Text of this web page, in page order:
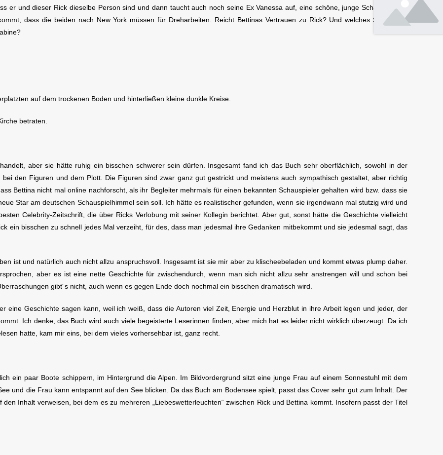
er und dieser Rick dieselbe Person sind und dann taucht auch noch seine Ex Vanessa auf, eine schöne, junge Schauspielerin
dass die beiden nach New York müssen für Dreharbeiten. Reicht Bettinas Vertrauen zu Rick? Und welches Spiel spielt
auf dem trockenen Boden und hinterließen kleine dunkle Kreise.
betraten.
aber sie hätte ruhig ein bisschen schwerer sein dürfen. Insgesamt fand ich das Buch sehr oberflächlich, sowohl in der
den Figuren und dem Plott. Die Figuren sind zwar ganz gut gestrickt und meistens auch sympathisch gestaltet, aber richtig
Bettina nicht mal online nachforscht, als ihr Begleiter mehrmals für einen bekannten Schauspieler gehalten wird bzw. dass sie
Star am deutschen Schauspielhimmel sein soll. Ich hätte es realistischer gefunden, wenn sie irgendwann mal stutzig wird und
Celebrity-Zeitschrift, die über Ricks Verlobung mit seiner Kollegin berichtet. Aber gut, sonst hätte die Geschichte vielleicht
ein bisschen zu schnell jedes Mal verzeiht, für des, dass man jedesmal ihre Gedanken mitbekommt und sie jedesmal sagt, das
ist und natürlich auch nicht allzu anspruchsvoll. Insgesamt ist sie mir aber zu klischeebeladen und kommt etwas plump daher.
aber es ist eine nette Geschichte für zwischendurch, wenn man sich nicht allzu sehr anstrengen will und schon bei
gibt´s nicht, auch wenn es gegen Ende doch nochmal ein bisschen dramatisch wird.
eine Geschichte sagen kann, weil ich weiß, dass die Autoren viel Zeit, Energie und Herzblut in ihre Arbeit legen und jeder, der
Ich denke, das Buch wird auch viele begeisterte Leserinnen finden, aber mich hat es leider nicht wirklich überzeugt. Da ich
hatte, kam mir eins, bei dem vieles vorhersehbar ist, ganz recht.
ein paar Boote schippern, im Hintergrund die Alpen. Im Bildvordergrund sitzt eine junge Frau auf einem Sonnestuhl mit dem
und die Frau kann entspannt auf den See blicken. Da das Buch am Bodensee spielt, passt das Cover sehr gut zum Inhalt. Der
Inhalt verweisen, bei dem es zu mehreren „Liebeswetterleuchten“ zwischen Rick und Bettina kommt. Insofern passt der Titel